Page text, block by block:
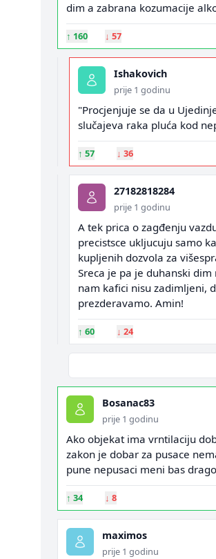
dim a zabrana kozumacije
↑ 160 ↓ 57
Ishakovich
prije 1 godinu
"Procjenjuje se da u
slučajeva raka pluća kod
↑ 57 ↓ 36
27182818284
prije 1 godinu
A tek prica o zagđenju
precistsce ukljucuju samo
kupljenih dozvola za
Sreca je pa je duhanski
nam kafici nisu zadimljeni,
prezderavamo. Amin!
↑ 60 ↓ 24
Bosanac83
prije 1 godinu
Ako objekat ima vrntilaciju
zakon je dobar za pusace
pune nepusaci meni bas
↑ 34 ↓ 8
maximos
prije 1 godinu